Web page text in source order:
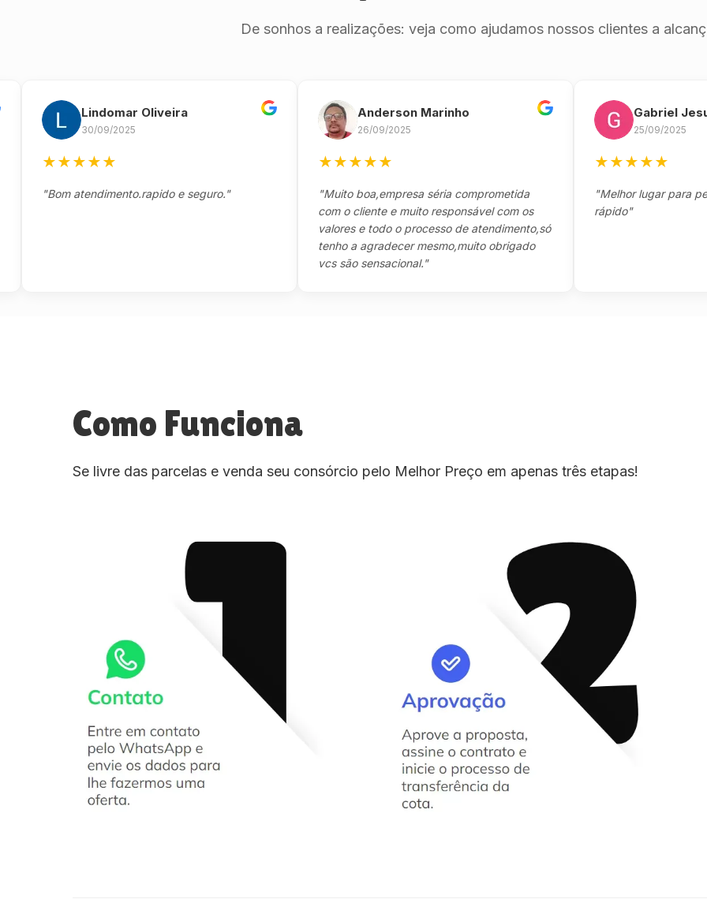
De sonhos a realizações: veja como ajudamos nossos clientes a
Lindomar Oliveira
30/09/2025
★★★
"Bom atendimento.rapido e seguro."
Anderson Marinho
26/09/2025
★★★
"Muito boa,empresa séria comprometida
com o cliente e muito responsável com os
valores e todo o processo de atendimento,só
tenho a agradecer mesmo,muito obrigado
vcs são sensacional."
Gabriel Jesus
25/09/2025
★★★
"Melhor lugar para pegar
rápido"
Como Funciona
Se livre das parcelas e venda seu consórcio pelo Melhor Preço em apenas três etapas!